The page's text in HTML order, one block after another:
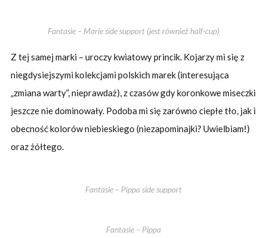
Fantasie – Marie side support (jest również half-cup)
Z tej samej marki – uroczy kwiatowy princik. Kojarzy mi się z
niegdysiejszymi kolekcjami polskich marek (interesująca
„zmiana warty”, nieprawdaż), z czasów gdy koronkowe miseczki
jeszcze nie dominowały. Podoba mi się zarówno ciepłe tło, jak i
obecność kolorów niebieskiego (niezapominajki? Uwielbiam!)
oraz żółtego.
Fantasie – Pippa side support
Fantasie – Pippa